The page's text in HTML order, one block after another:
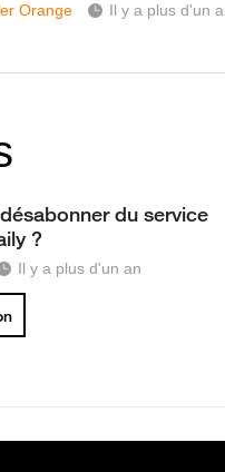
Orange Il y a plus d'un
du service
?
Il y a plus d'un an